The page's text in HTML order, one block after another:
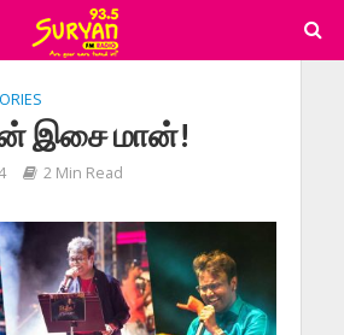
இசை மான்!
2 Min Read